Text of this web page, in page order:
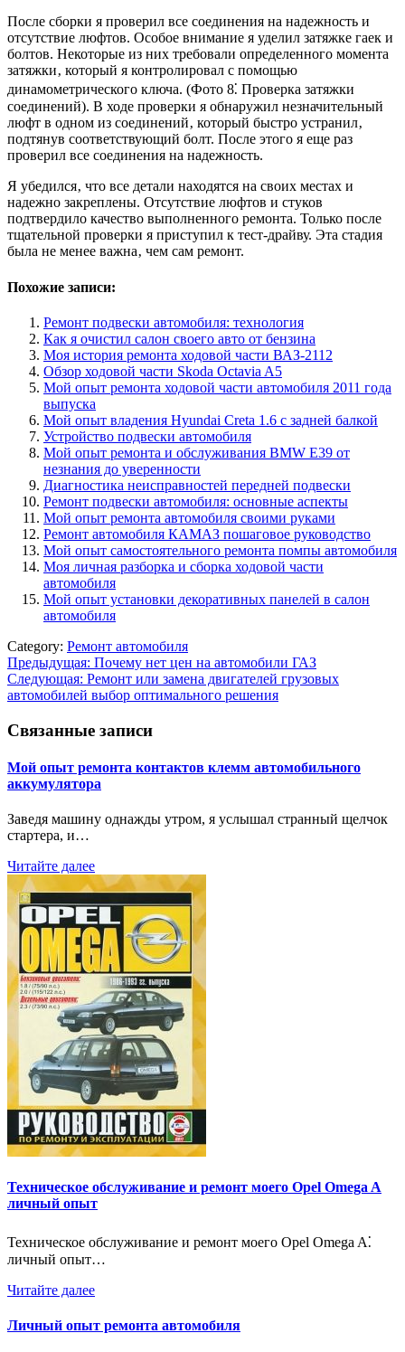
После сборки я проверил все соединения на надежность и
отсутствие люфтов. Особое внимание я уделил затяжке гаек и
болтов. Некоторые из них требовали определенного момента
затяжки‚ который я контролировал с помощью
динамометрического ключа. (Фото 8⁚ Проверка затяжки
соединений). В ходе проверки я обнаружил незначительный
люфт в одном из соединений‚ который быстро устранил‚
подтянув соответствующий болт. После этого я еще раз
проверил все соединения на надежность.
Я убедился‚ что все детали находятся на своих местах и
надежно закреплены. Отсутствие люфтов и стуков
подтвердило качество выполненного ремонта. Только после
тщательной проверки я приступил к тест-драйву. Эта стадия
была не менее важна‚ чем сам ремонт.
Похожие записи:
Ремонт подвески автомобиля: технология
Как я очистил салон своего авто от бензина
Моя история ремонта ходовой части ВАЗ-2112
Обзор ходовой части Skoda Octavia A5
Мой опыт ремонта ходовой части автомобиля 2011 года
выпуска
Мой опыт владения Hyundai Creta 1.6 с задней балкой
Устройство подвески автомобиля
Мой опыт ремонта и обслуживания BMW E39 от
незнания до уверенности
Диагностика неисправностей передней подвески
Ремонт подвески автомобиля: основные аспекты
Мой опыт ремонта автомобиля своими руками
Ремонт автомобиля КАМАЗ пошаговое руководство
Мой опыт самостоятельного ремонта помпы автомобиля
Моя личная разборка и сборка ходовой части
автомобиля
Мой опыт установки декоративных панелей в салон
автомобиля
Category: Ремонт автомобиля
Навигация
по
Предыдущая: Почему нет цен на автомобили ГАЗ
Следующая: Ремонт или замена двигателей грузовых
автомобилей выбор оптимального решения
Связанные записи
Мой опыт ремонта контактов клемм автомобильного
аккумулятора
Заведя машину однажды утром, я услышал странный щелчок
стартера, и…
Читайте далее
Техническое обслуживание и ремонт моего Opel Omega A
личный опыт
Техническое обслуживание и ремонт моего Opel Omega A⁚
личный опыт…
Читайте далее
Личный опыт ремонта автомобиля